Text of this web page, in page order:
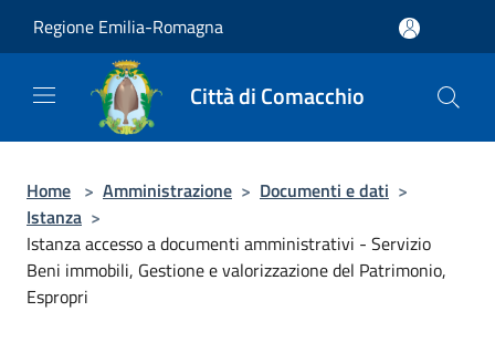
Regione Emilia-Romagna
Città di Comacchio
Home > Amministrazione > Documenti e dati >
Istanza >
Istanza accesso a documenti amministrativi - Servizio
Beni immobili, Gestione e valorizzazione del Patrimonio,
Espropri